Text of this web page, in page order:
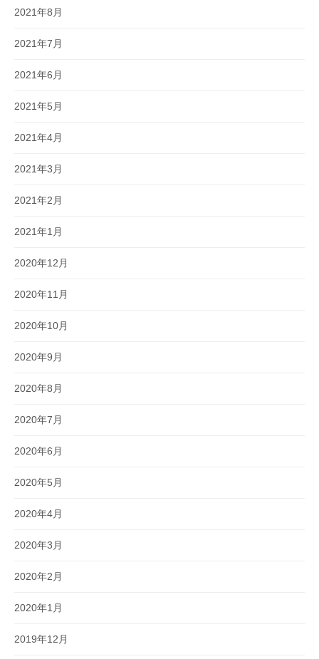
2021年8月
2021年7月
2021年6月
2021年5月
2021年4月
2021年3月
2021年2月
2021年1月
2020年12月
2020年11月
2020年10月
2020年9月
2020年8月
2020年7月
2020年6月
2020年5月
2020年4月
2020年3月
2020年2月
2020年1月
2019年12月